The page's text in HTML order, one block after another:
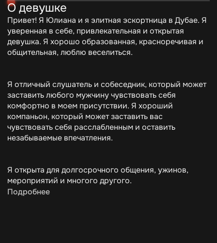
О девушке
Привет! Я Юлиана и я элитная эскортница в Дубае. Я
уверенная в себе, привлекательная и открытая
девушка. Я хорошо образованная, красноречивая и
общительная, люблю веселиться.
Я отличный слушатель и собеседник, который может
заставить любого мужчину чувствовать себя
комфортно в моем присутствии. Я хороший
компаньон, который может заставить вас
чувствовать себя расслабленным и оставить
незабываемые впечатления.
Я открыта для долгосрочного общения, ужинов,
мероприятий и многого другого.
Подробнее